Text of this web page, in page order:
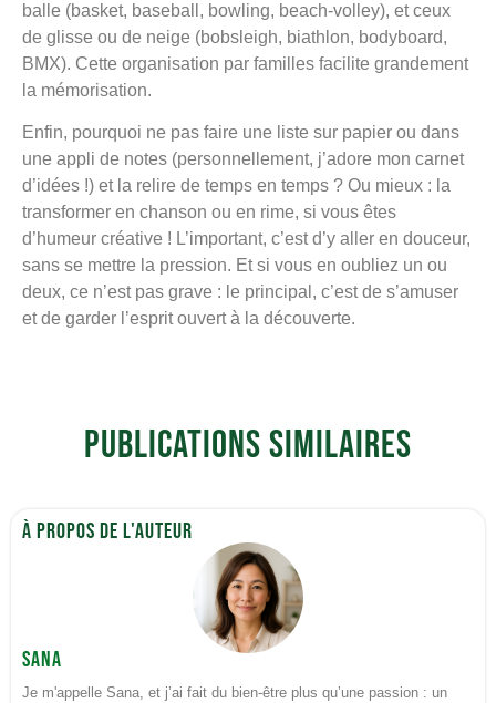
balle (basket, baseball, bowling, beach-volley), et ceux
de glisse ou de neige (bobsleigh, biathlon, bodyboard,
BMX). Cette organisation par familles facilite grandement
la mémorisation.
Enfin, pourquoi ne pas faire une liste sur papier ou dans
une appli de notes (personnellement, j’adore mon carnet
d’idées !) et la relire de temps en temps ? Ou mieux : la
transformer en chanson ou en rime, si vous êtes
d’humeur créative ! L’important, c’est d’y aller en douceur,
sans se mettre la pression. Et si vous en oubliez un ou
deux, ce n’est pas grave : le principal, c’est de s’amuser
et de garder l’esprit ouvert à la découverte.
Publications similaires
À propos de l'auteur
Sana
Je m'appelle Sana, et j’ai fait du bien-être plus qu’une passion : un